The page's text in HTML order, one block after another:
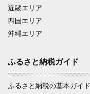
近畿エリア
四国エリア
沖縄エリア
ふるさと納税ガイド
ふるさと納税の基本ガイド